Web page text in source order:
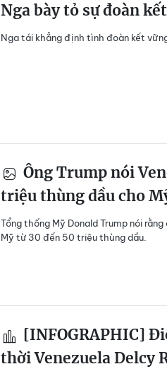
Nga bày tỏ sự đoàn
Nga tái khẳng định tình đoàn kết
Ông Trump nói
triệu thùng dầu cho
Tổng thống Mỹ Donald Trump nói
Mỹ từ 30 đến 50 triệu thùng dầu.
[INFOGRAPHIC]
thời Venezuela Delcy